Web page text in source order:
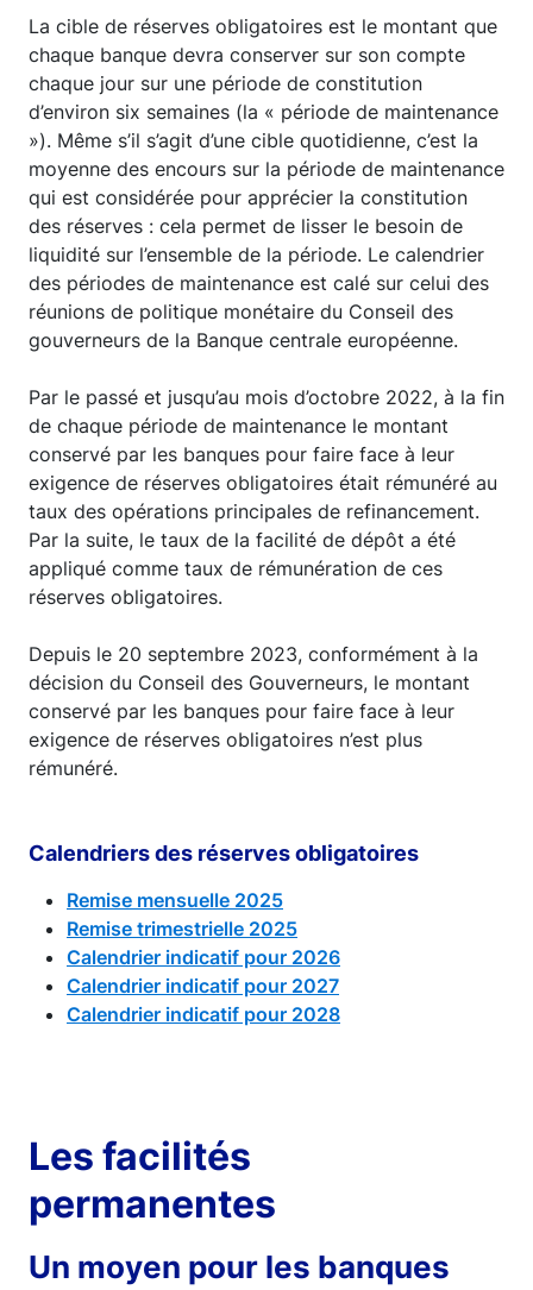
La cible de réserves obligatoires est le montant que
chaque banque devra conserver sur son compte
chaque jour sur une période de constitution
d’environ six semaines (la « période de maintenance
»). Même s’il s’agit d’une cible quotidienne, c’est la
moyenne des encours sur la période de maintenance
qui est considérée pour apprécier la constitution
des réserves : cela permet de lisser le besoin de
liquidité sur l’ensemble de la période. Le calendrier
des périodes de maintenance est calé sur celui des
réunions de politique monétaire du Conseil des
gouverneurs de la Banque centrale européenne.
Par le passé et jusqu’au mois d’octobre 2022, à la fin
de chaque période de maintenance le montant
conservé par les banques pour faire face à leur
exigence de réserves obligatoires était rémunéré au
taux des opérations principales de refinancement.
Par la suite, le taux de la facilité de dépôt a été
appliqué comme taux de rémunération de ces
réserves obligatoires.
Depuis le 20 septembre 2023, conformément à la
décision du Conseil des Gouverneurs, le montant
conservé par les banques pour faire face à leur
exigence de réserves obligatoires n’est plus
rémunéré.
Calendriers des réserves obligatoires
Remise mensuelle 2025
Remise trimestrielle 2025
Calendrier indicatif pour 2026
Calendrier indicatif pour 2027
Calendrier indicatif pour 2028
Les facilités
permanentes
Un moyen pour les banques